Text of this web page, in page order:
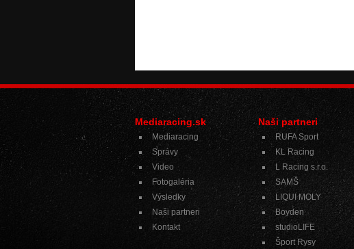
Mediaracing.sk
Mediaracing
Správy
Video
Fotogaléria
Výsledky
Naši partneri
Kontakt
Naši partneri
RUFA Sport
KL Racing
L Racing s.r.o.
SAMŠ
LIQUI MOLY
Boyden
studioLIFE
Šport Rysy